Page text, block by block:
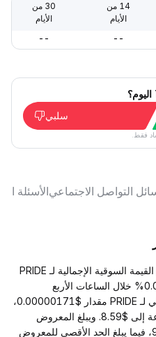
14 من
الأيام
30 من
الأيام
--
--
سلبي
فقط.
التواصل الاجتماعيالأسئلة
اعتبارًا من 10 أغسطس 2026، تبلغ القيمة السوقية الإجمالية لـ PRIDE
نحو $1.59K، ما يمثل تغيرًا بنسبة 0.00% خلال الساعات الأربع
والعشرين الماضية. ويبلغ السعر الحالي لـ PRIDE مقدار $0.00000171،
بينما يصل حجم التداول خلال 24 ساعة إلى $8.59. ويبلغ المعروض
المتداول من PRIDE مقدار 930.00M، فيما يبلغ الحد الأقصى للمعروض